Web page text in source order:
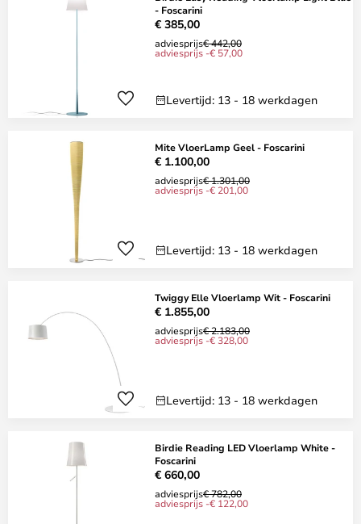
- Foscarini
€ 385,00
adviesprijs€ 442,00
adviesprijs -€ 57,00
Levertijd: 13 - 18 werkdagen
Mite VloerLamp Geel - Foscarini
€ 1.100,00
adviesprijs€ 1.301,00
adviesprijs -€ 201,00
Levertijd: 13 - 18 werkdagen
Twiggy Elle Vloerlamp Wit - Foscarini
€ 1.855,00
adviesprijs€ 2.183,00
adviesprijs -€ 328,00
Levertijd: 13 - 18 werkdagen
Birdie Reading LED Vloerlamp White -
Foscarini
€ 660,00
adviesprijs€ 782,00
adviesprijs -€ 122,00